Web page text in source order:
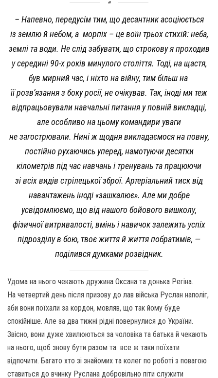
– Напевно, передусім тим, що десантник асоціюється
із землю й небом, а морпіх – це воїн трьох стихій: неба,
землі та води. Не слід забувати, що строкову я проходив
у середині 90-х років минулого століття. Тоді, на щастя,
був мирний час, і ніхто на війну, тим більш на
її розв’язання з боку росії, не очікував. Так, іноді ми теж
відпрацьовували навчальні питання у повній викладці,
але особливо на цьому командири уваги
не загострювали. Нині ж щодня викладаємося на повну,
постійно рухаючись уперед, намотуючи десятки
кілометрів під час навчань і тренувань та працюючи
зі всіх видів стрілецької зброї. Артеріальний тиск від
навантажень іноді «зашкалює». Але ми добре
усвідомлюємо, що від нашого бойового вишколу,
фізичної витривалості, вмінь і навичок залежить успіх
підрозділу в бою, твоє життя й життя побратимів, —
поділився думками розвідник.
Удома на нього чекають дружина Оксана та донька Регіна.
На четвертий день після призову до лав війська Руслан наполіг,
аби вони поїхали за кордон, мовляв, що так йому буде
спокійніше. Але за два тижні рідні повернулися до України.
Звісно, вони дуже хвилюються за чоловіка та батька й чекають
на нього, щоб знову бути разом та все ж таки поїхати
відпочити. Багато хто зі знайомих та колег по роботі з повагою
ставиться до вчинку Руслана добровільно піти служити